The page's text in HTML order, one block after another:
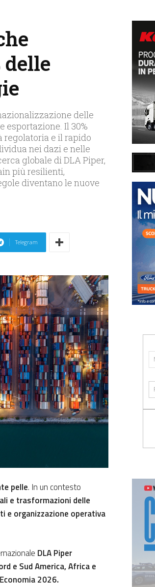
delle
delle
esportazione. Il 30%
e il rapido
nei dazi e nelle
globale di DLA Piper,
più resilienti,
diventano le nuove
Telegram
pelle. In un contesto
e trasformazioni delle
e organizzazione operativa
DLA Piper
e Sud America, Africa e
2026.